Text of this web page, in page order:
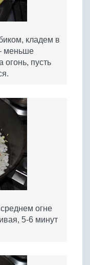
кладем в
меньше
пусть
огне
5-6 минут